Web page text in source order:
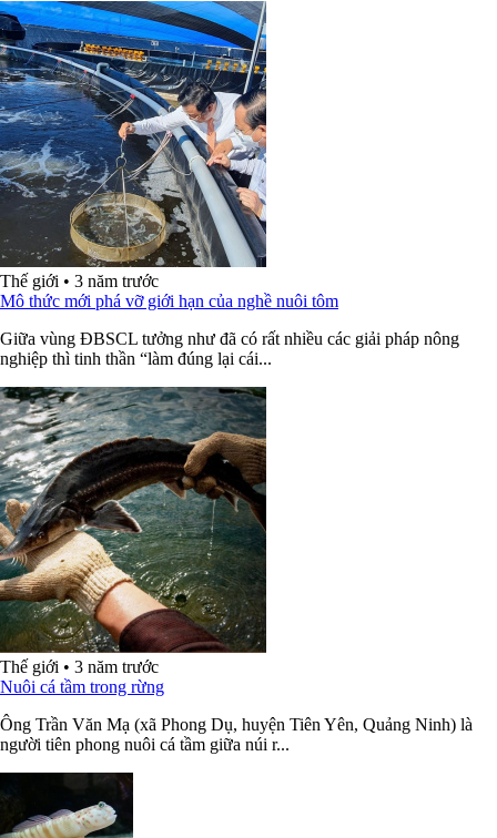
Thế giới • 3 năm trước
Mô thức mới phá vỡ giới hạn của nghề nuôi tôm
Giữa vùng ĐBSCL tưởng như đã có rất nhiều các giải pháp nông
nghiệp thì tinh thần “làm đúng lại cái...
Thế giới • 3 năm trước
Nuôi cá tầm trong rừng
Ông Trần Văn Mạ (xã Phong Dụ, huyện Tiên Yên, Quảng Ninh) là
người tiên phong nuôi cá tầm giữa núi r...